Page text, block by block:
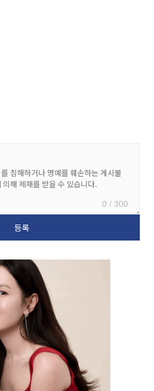
0 / 300